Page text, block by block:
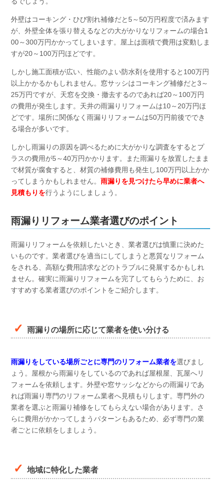
外壁はコーキング・ひび割れ補修だと5～50万円程度で済みます
が、外壁全体を張り替えるなどの大がかりなリフォームの場合1
00～300万円かかってしまいます。屋上は面積で費用は変動しま
すが20～100万円ほどです。
しかし施工面積が広い、性能のよい防水剤を使用すると100万円
以上かかるかもしれません。窓サッシはコーキング補修だと3～
25万円ですが、天窓を交換・撤去するのであれば20～100万円
の費用が発生します。天井の雨漏りリフォームは10～20万円ほ
どです。場所に関係なく雨漏りリフォームは50万円前後ででき
る場合が多いです。
しかし雨漏りの原因を調べるために大がかりな調査をするとプ
ラスの費用が5～40万円かかります。また雨漏りを放置したまま
で材質が腐食すると、材質の補修費用も発生し100万円以上かか
ってしまうかもしれません。 雨漏りを見つけたら早めに業者へ
見積もりを行うようにしましょう。
雨漏りリフォーム業者選びのポイント
雨漏りリフォームを依頼したいとき、業者選びは慎重に決めた
いものです。業者選びを適当にしてしまうと悪質なリフォーム
をされる、高額な費用請求などのトラブルに発展するかもしれ
ません。確実に雨漏りリフォームを完了してもらうために、お
すすめする業者選びのポイントをご紹介します。
雨漏りの場所に応じて業者を使い分ける
雨漏りをしている場所ごとに専門のリフォーム業者を選びまし
ょう。屋根から雨漏りをしているのであれば屋根屋、瓦屋へリ
フォームを依頼します。外壁や窓サッシなどからの雨漏りであ
れば雨漏り専門のリフォーム業者へ見積もりします。専門外の
業者を選ぶと雨漏り補修をしてもらえない場合があります。さ
らに費用がかかってしまうパターンもあるため、必ず専門の業
者ごとに依頼をしましょう。
地域に特化した業者